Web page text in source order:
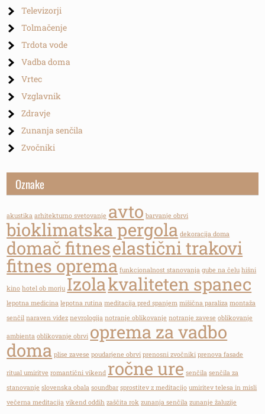
Televizorji
Tolmačenje
Trdota vode
Vadba doma
Vrtec
Vzglavnik
Zdravje
Zunanja senčila
Zvočniki
Oznake
akustika arhitekturno svetovanje avto barvanje obrvi
bioklimatska pergola dekoracija doma
domač fitneselastični trakovi
fitnes oprema funkcionalnost stanovanja gube na čelu hišni
kino hotel ob morju Izolakvaliteten spanec
lepotna medicina lepotna rutina meditacija pred spanjem mišična paraliza montaža
senčil naraven videz nevrologija notranje oblikovanje notranje zavese oblikovanje
ambienta oblikovanje obrvi oprema za vadbo
doma plise zavese poudarjene obrvi prenosni zvočniki prenova fasade
ritual umiritve romantični vikend ročne ure senčila senčila za
stanovanje slovenska obala soundbar sprostitev z meditacijo umiritev telesa in misli
večerna meditacija vikend oddih zaščita rok zunanja senčila zunanje žaluzije